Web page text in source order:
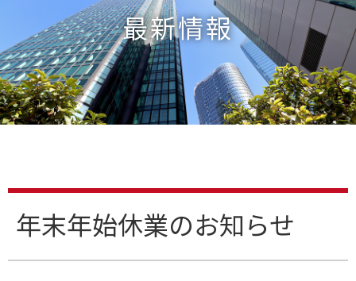
最新情報
年末年始休業のお知らせ